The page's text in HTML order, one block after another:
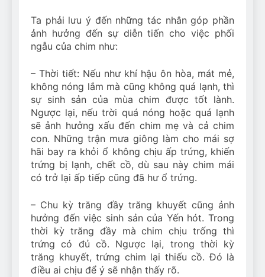
Ta phải lưu ý đến những tác nhân góp phần
ảnh hưởng đến sự diễn tiến cho việc phối
ngẫu của chim như:
– Thời tiết: Nếu như khí hậu ôn hòa, mát mẻ,
không nóng lắm mà cũng không quá lạnh, thì
sự sinh sản của mùa chim được tốt lành.
Ngược lại, nếu trời quá nóng hoặc quá lạnh
sẽ ảnh hưởng xấu đến chim mẹ và cả chim
con. Những trận mưa giông làm cho mái sợ
hãi bay ra khỏi ổ không chịu ấp trứng, khiến
trứng bị lạnh, chết cồ, dù sau này chim mái
có trở lại ấp tiếp cũng đã hư ổ trứng.
– Chu kỳ trăng đầy trăng khuyết cũng ảnh
hưởng đến việc sinh sản của Yến hót. Trong
thời kỳ trăng đầy mà chim chịu trống thì
trứng có đủ cồ. Ngược lại, trong thời kỳ
trăng khuyết, trứng chim lại thiếu cồ. Đó là
điều ai chịu để ý sẽ nhận thấy rõ.